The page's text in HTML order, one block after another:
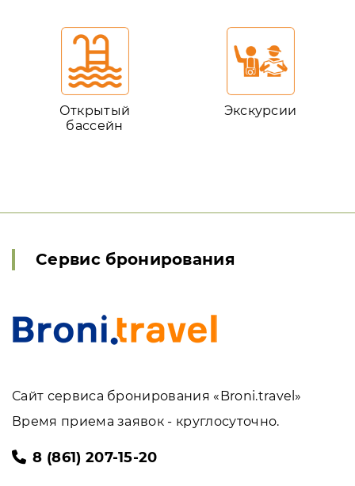
Открытый
бассейн
Экскурсии
Сервис бронирования
Сайт сервиса бронирования «Broni.travel»
Время приема заявок - круглосуточно.
8 (861) 207-15-20